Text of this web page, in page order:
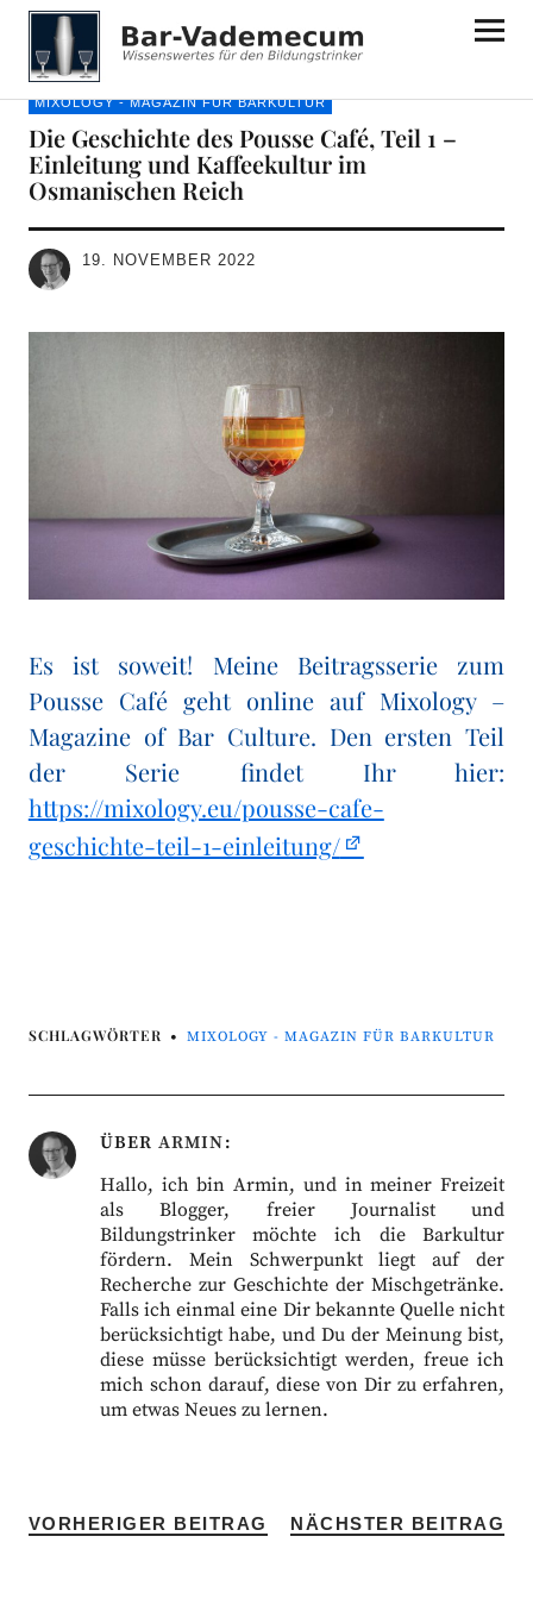
Bar-Vademecum
MIXOLOGY - MAGAZIN FÜR BARKULTUR
Die Geschichte des Pousse Café, Teil 1 –
Einleitung und Kaffeekultur im
Osmanischen Reich
19. NOVEMBER 2022
Es ist soweit! Meine Beitragsserie zum
Pousse Café geht online auf Mixology –
Magazine of Bar Culture. Den ersten Teil
der Serie findet Ihr hier:
https://mixology.eu/pousse-cafe-
geschichte-teil-1-einleitung/
SCHLAGWÖRTER MIXOLOGY - MAGAZIN FÜR BARKULTUR
ÜBER ARMIN
Hallo, ich bin Armin, und in meiner Freizeit
als Blogger, freier Journalist und
Bildungstrinker möchte ich die Barkultur
fördern. Mein Schwerpunkt liegt auf der
Recherche zur Geschichte der Mischgetränke.
Falls ich einmal eine Dir bekannte Quelle nicht
berücksichtigt habe, und Du der Meinung bist,
diese müsse berücksichtigt werden, freue ich
mich schon darauf, diese von Dir zu erfahren,
um etwas Neues zu lernen.
VORHERIGER BEITRAG NÄCHSTER BEITRAG